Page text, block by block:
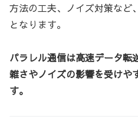
方法の工夫、ノイズ対策など
となります。
パラレル通信は高速データ転
雑さやノイズの影響を受けや
す。